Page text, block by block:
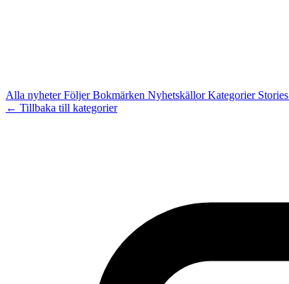
Alla nyheterFöljerBokmärken NyhetskällorKategorier Stories
← Tillbaka till kategorier